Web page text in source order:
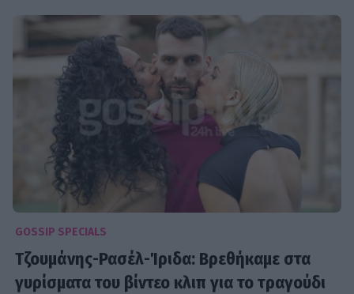
GOSSIP SPECIALS
Τζουμάνης-Ρασέλ-Ίριδα: Βρεθήκαμε στα
γυρίσματα του βίντεο κλιπ για το τραγούδι